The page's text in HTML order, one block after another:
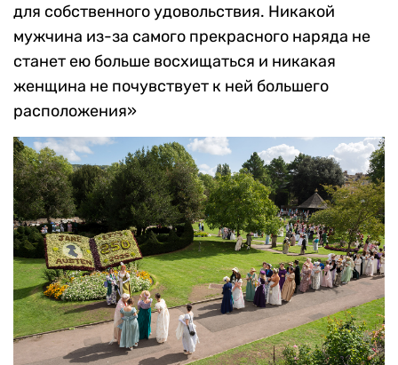
для собственного удовольствия. Никакой
мужчина из-за самого прекрасного наряда не
станет ею больше восхищаться и никакая
женщина не почувствует к ней большего
расположения»